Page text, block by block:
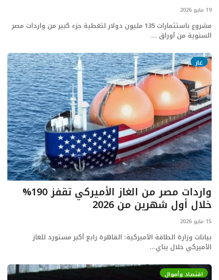
19 مايو 2026
مشروع باستثمارات 135 مليون دولار لتغطية جزء كبير من واردات مصر
السنوية من أوراق ...
غاز
واردات مصر من الغاز الأميركي تقفز 190%
خلال أول شهرين من 2026
15 مايو 2026
بيانات وزارة الطاقة الأميركية: القاهرة رابع أكبر مستورد للغاز
الأميركي خلال يناي...
اقتصاد وأموال